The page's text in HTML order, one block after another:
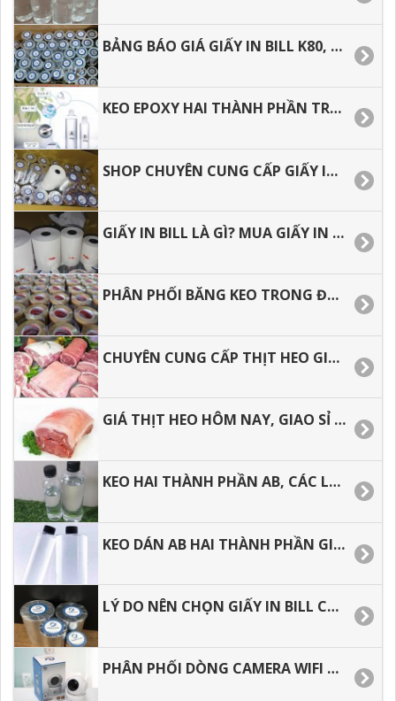
BẢNG BÁO GIÁ GIẤY IN BILL K80, GIẤY IN NHIỆT GIÁ RẺ
KEO EPOXY HAI THÀNH PHẦN TRONG SUỐT, BẢNG BÁO GIÁ.
SHOP CHUYÊN CUNG CẤP GIẤY IN BIL, GIẤY IN NHIỆT CHẤT LƯỢNG GIÁ RẺ.
GIẤY IN BILL LÀ GÌ? MUA GIẤY IN NHIỆT Ở ĐÂU GIÁ RẺ.
PHÂN PHỐI BĂNG KEO TRONG ĐỤC ĐỂ GÓI HÀNG HÓA.
CHUYÊN CUNG CẤP THỊT HEO GIÁ SỈ TẠI HỒ CHÍ MINH
GIÁ THỊT HEO HÔM NAY, GIAO SỈ TẬN NƠI TẠI HỒ CHÍ MINH.
KEO HAI THÀNH PHẦN AB, CÁC LỖI THƯỜNG GẶP TRONG QUÁ TRÌNH THI CÔNG.
KEO DÁN AB HAI THÀNH PHẦN GIÁ TỐT TẠI TP.HCM.
LÝ DO NÊN CHỌN GIẤY IN BILL CHO VIỆC KINH DOANH.
PHÂN PHỐI DÒNG CAMERA WIFI 360, HƯỚNG DẪN CÀI ĐẶT CHI TIẾT.